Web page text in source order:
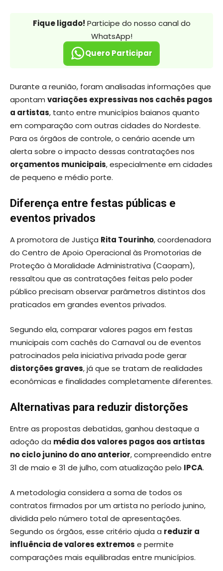
Fique ligado! Participe do nosso canal do
WhatsApp!
Quero Participar
Durante a reunião, foram analisadas informações que
apontam variações expressivas nos cachês pagos
a artistas, tanto entre municípios baianos quanto
em comparação com outras cidades do Nordeste.
Para os órgãos de controle, o cenário acende um
alerta sobre o impacto dessas contratações nos
orçamentos municipais, especialmente em cidades
de pequeno e médio porte.
Diferença entre festas públicas e
eventos privados
A promotora de Justiça Rita Tourinho, coordenadora
do Centro de Apoio Operacional às Promotorias de
Proteção à Moralidade Administrativa (Caopam),
ressaltou que as contratações feitas pelo poder
público precisam observar parâmetros distintos dos
praticados em grandes eventos privados.
Segundo ela, comparar valores pagos em festas
municipais com cachês do Carnaval ou de eventos
patrocinados pela iniciativa privada pode gerar
distorções graves, já que se tratam de realidades
econômicas e finalidades completamente diferentes.
Alternativas para reduzir distorções
Entre as propostas debatidas, ganhou destaque a
adoção da média dos valores pagos aos artistas
no ciclo junino do ano anterior, compreendido entre
31 de maio e 31 de julho, com atualização pelo IPCA.
A metodologia considera a soma de todos os
contratos firmados por um artista no período junino,
dividida pelo número total de apresentações.
Segundo os órgãos, esse critério ajuda a reduzir a
influência de valores extremos e permite
comparações mais equilibradas entre municípios.